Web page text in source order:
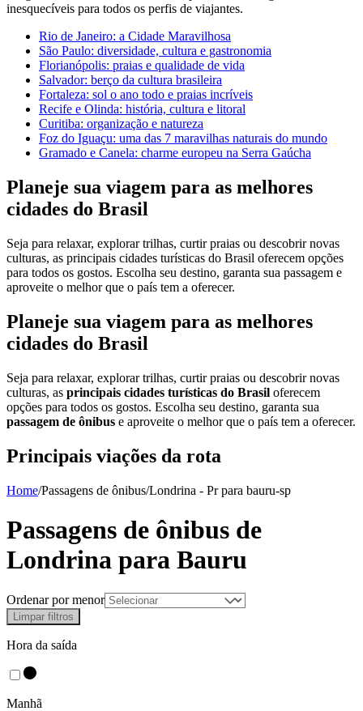
inesquecíveis para todos os perfis de viajantes.
Rio de Janeiro: a Cidade Maravilhosa
São Paulo: diversidade, cultura e gastronomia
Florianópolis: praias e qualidade de vida
Salvador: berço da cultura brasileira
Fortaleza: sol o ano todo e praias incríveis
Recife e Olinda: história, cultura e litoral
Curitiba: organização e natureza
Foz do Iguaçu: uma das 7 maravilhas naturais do mundo
Gramado e Canela: charme europeu na Serra Gaúcha
Planeje sua viagem para as melhores
cidades do Brasil
Seja para relaxar, explorar trilhas, curtir praias ou descobrir novas
culturas, as principais cidades turísticas do Brasil oferecem opções
para todos os gostos. Escolha seu destino, garanta sua passagem e
aproveite o melhor que o país tem a oferecer.
Planeje sua viagem para as melhores
cidades do Brasil
Seja para relaxar, explorar trilhas, curtir praias ou descobrir novas
culturas, as principais cidades turísticas do Brasil oferecem
opções para todos os gostos. Escolha seu destino, garanta sua
passagem de ônibus e aproveite o melhor que o país tem a oferecer.
Principais viações da rota
Home/Passagens de ônibus/Londrina - Prpara bauru-sp
Passagens de ônibus de
Londrina para Bauru
Ordenar por menor
Limpar filtros
Hora da saída
Manhã